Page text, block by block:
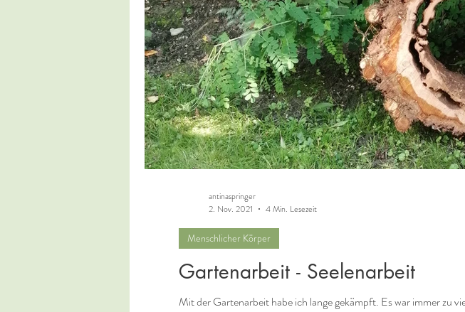
Gartenarbeit - Seelenarbeit
Mit der Gartenarbeit habe ich lange gekämpft. Es war immer zu
Menschlicher Körper
antinaspringer
2. Nov. 2021
4 Min. Lesezeit